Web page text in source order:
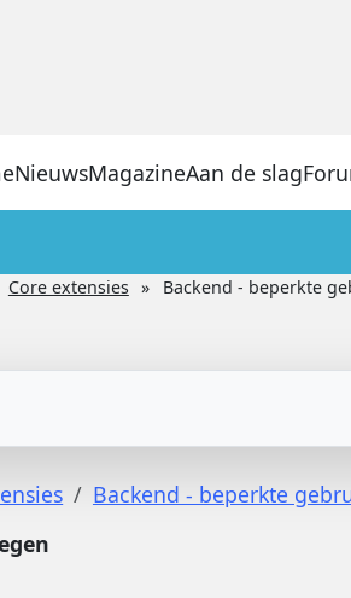
NieuwsMagazineAan de slag
Core extensies Backend - beperkte
Backend - beperkte